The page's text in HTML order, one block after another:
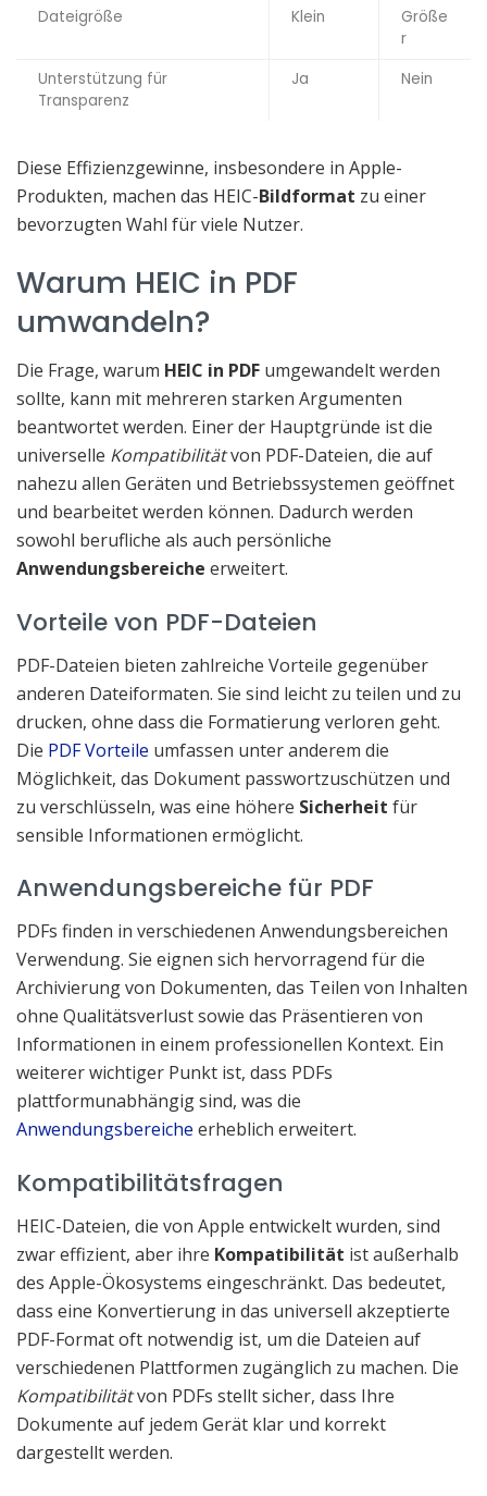
Dateigröße Klein
Größe
r
Unterstützung für
Transparenz
Ja Nein
Diese Effizienzgewinne, insbesondere in Apple-
Produkten, machen das HEIC-Bildformat zu einer
bevorzugten Wahl für viele Nutzer.
Warum HEIC in PDF
umwandeln?
Die Frage, warum HEIC in PDF umgewandelt werden
sollte, kann mit mehreren starken Argumenten
beantwortet werden. Einer der Hauptgründe ist die
universelle Kompatibilitätvon PDF-Dateien, die auf
nahezu allen Geräten und Betriebssystemen geöffnet
und bearbeitet werden können. Dadurch werden
sowohl berufliche als auch persönliche
Anwendungsbereiche erweitert.
Vorteile von PDF-Dateien
PDF-Dateien bieten zahlreiche Vorteile gegenüber
anderen Dateiformaten. Sie sind leicht zu teilen und zu
drucken, ohne dass die Formatierung verloren geht.
Die PDF Vorteile umfassen unter anderem die
Möglichkeit, das Dokument passwortzuschützen und
zu verschlüsseln, was eine höhere Sicherheit für
sensible Informationen ermöglicht.
Anwendungsbereiche für PDF
PDFs finden in verschiedenen Anwendungsbereichen
Verwendung. Sie eignen sich hervorragend für die
Archivierung von Dokumenten, das Teilen von Inhalten
ohne Qualitätsverlust sowie das Präsentieren von
Informationen in einem professionellen Kontext. Ein
weiterer wichtiger Punkt ist, dass PDFs
plattformunabhängig sind, was die
Anwendungsbereiche erheblich erweitert.
Kompatibilitätsfragen
HEIC-Dateien, die von Apple entwickelt wurden, sind
zwar effizient, aber ihre Kompatibilität ist außerhalb
des Apple-Ökosystems eingeschränkt. Das bedeutet,
dass eine Konvertierung in das universell akzeptierte
PDF-Format oft notwendig ist, um die Dateien auf
verschiedenen Plattformen zugänglich zu machen. Die
Kompatibilitätvon PDFs stellt sicher, dass Ihre
Dokumente auf jedem Gerät klar und korrekt
dargestellt werden.